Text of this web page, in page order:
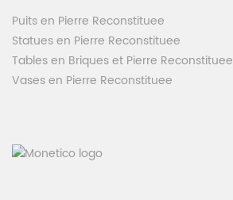
Puits en Pierre Reconstituee
Statues en Pierre Reconstituee
Tables en Briques et Pierre Reconstituee
Vases en Pierre Reconstituee